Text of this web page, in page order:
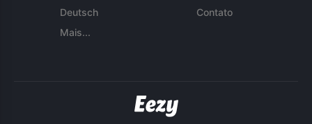
Deutsch
Mais...
Contato